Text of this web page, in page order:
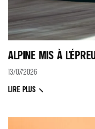
ALPINE MIS À
13/07/2026
LIRE PLUS